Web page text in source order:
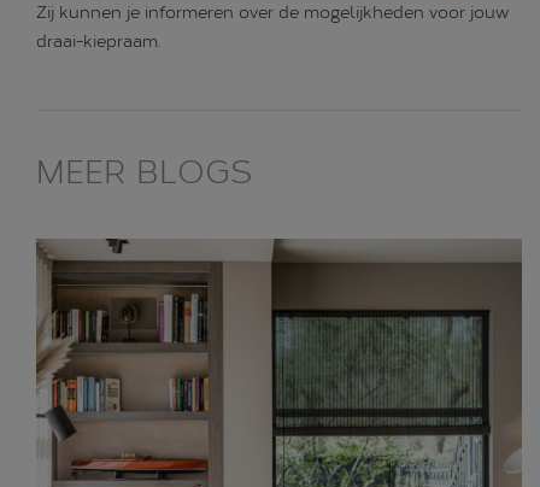
Zij kunnen je informeren over de mogelijkheden voor jouw
draai-kiepraam.
MEER BLOGS